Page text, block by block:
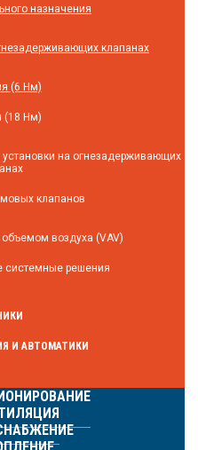
назначения
клапанах
(6 Нм)
(18 Нм)
на огнезадерживающих
клапанов
воздуха (VAV)
системные решения
И АВТОМАТИКИ